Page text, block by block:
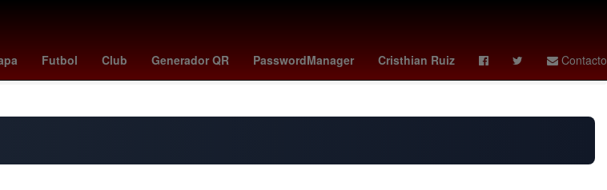
Futbol Club Generador QR PasswordManager Cristhian Ruiz Contacto
de México Carson Wentz Gobierno Facultad de Ciencias Políticas y Sociales UAQ obsession
Chelsea